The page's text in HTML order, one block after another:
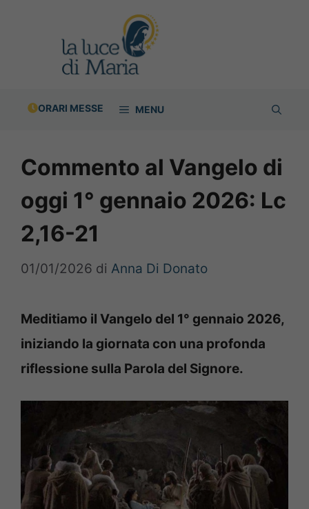
ORARI MESSE MENU
Commento al Vangelo di
oggi 1° gennaio 2026: Lc
2,16-21
01/01/2026 di Anna Di Donato
Meditiamo il Vangelo del 1° gennaio 2026,
iniziando la giornata con una profonda
riflessione sulla Parola del Signore.